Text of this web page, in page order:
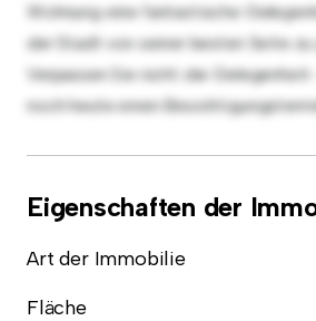
Wohnung eine fantastische
der Stadt von seiner besten Seite zu
Verpassen Sie nicht die Gelegenheit
noch heute einen
Eigenschaften der
Art der Immobilie
Fläche